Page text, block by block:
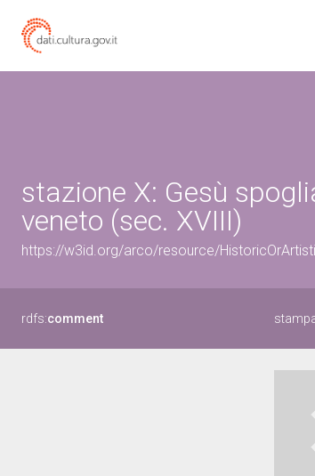
stazione X: Gesù
veneto (sec. XVIII)
https://w3id.org/arco/resource/
rdfs:comment